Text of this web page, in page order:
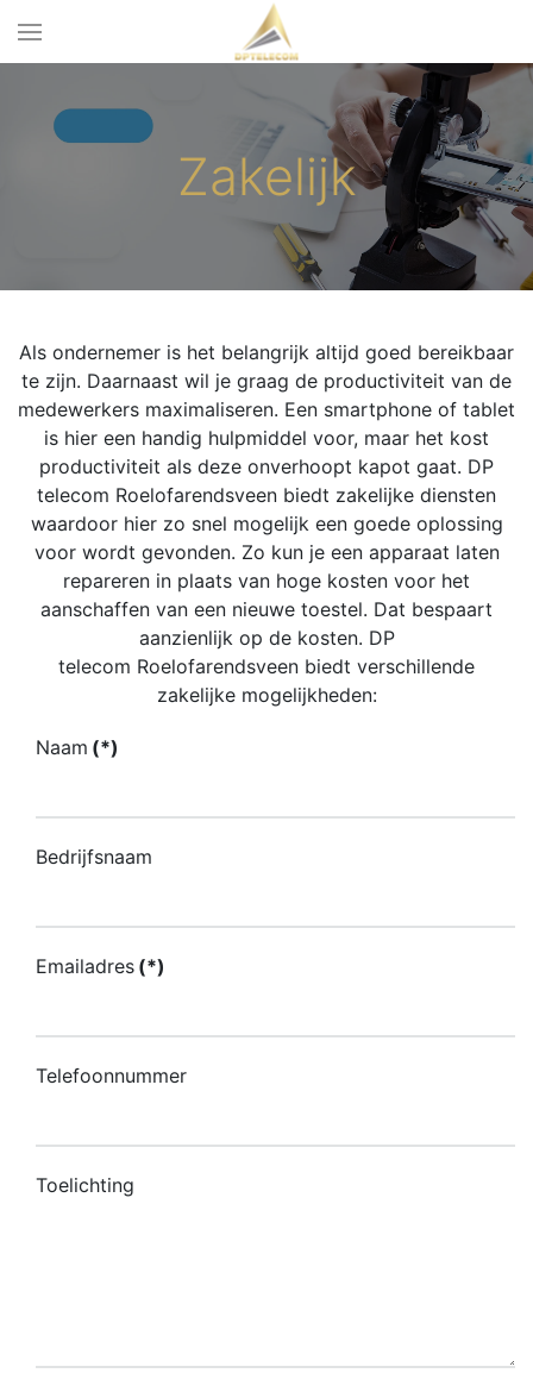
Zakelijk
Als ondernemer is het belangrijk altijd goed bereikbaar
te zijn. Daarnaast wil je graag de productiviteit van de
medewerkers maximaliseren. Een smartphone of tablet
is hier een handig hulpmiddel voor, maar het kost
productiviteit als deze onverhoopt kapot gaat. DP
telecom Roelofarendsveen biedt zakelijke diensten
waardoor hier zo snel mogelijk een goede oplossing
voor wordt gevonden. Zo kun je een apparaat laten
repareren in plaats van hoge kosten voor het
aanschaffen van een nieuwe toestel. Dat bespaart
aanzienlijk op de kosten. DP
telecom Roelofarendsveen biedt verschillende
zakelijke mogelijkheden:
Naam (*)
Bedrijfsnaam
Emailadres (*)
Telefoonnummer
Toelichting